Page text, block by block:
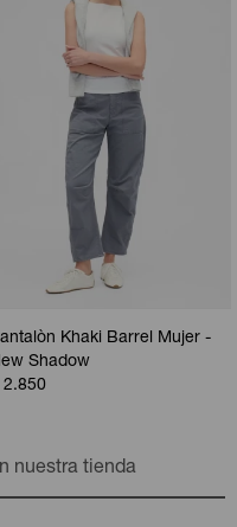
Khaki Barrel Mujer -
Shadow
2.850
nuestra tienda